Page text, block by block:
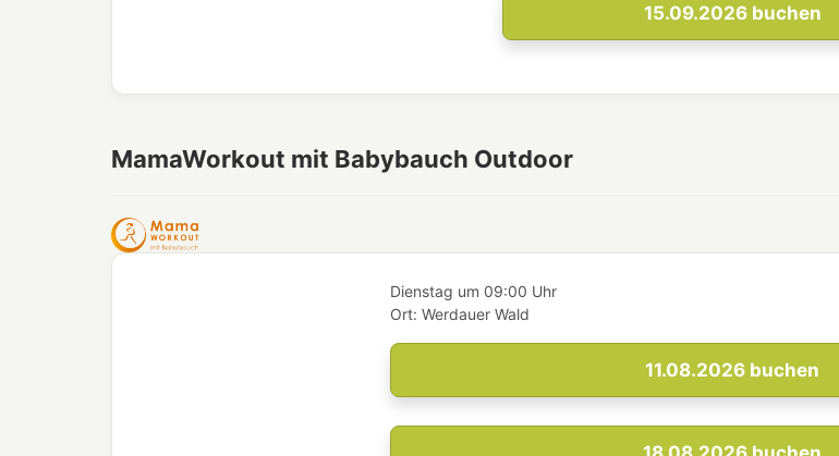
15.09.2026buchen
MamaWorkout mit Babybauch Outdoor
Dienstag um 09:00 Uhr
Ort: Werdauer Wald
11.08.2026 buchen